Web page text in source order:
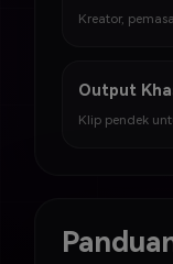
Kreator,
Output
Klip pendek